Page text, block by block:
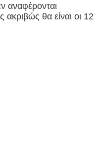
αναφέρονται
ακριβώς θα είναι οι 12